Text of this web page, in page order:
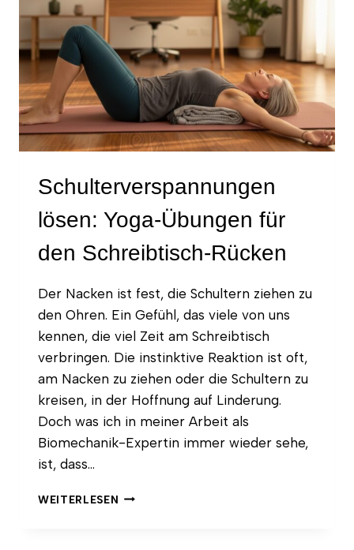
NACH
BÜROTAG
Schulterverspannungen
lösen: Yoga-Übungen für
den Schreibtisch-Rücken
Der Nacken ist fest, die Schultern ziehen zu
den Ohren. Ein Gefühl, das viele von uns
kennen, die viel Zeit am Schreibtisch
verbringen. Die instinktive Reaktion ist oft,
am Nacken zu ziehen oder die Schultern zu
kreisen, in der Hoffnung auf Linderung.
Doch was ich in meiner Arbeit als
Biomechanik-Expertin immer wieder sehe,
ist, dass…
WEITERLESEN SCHULTERVERSPANNUNGEN